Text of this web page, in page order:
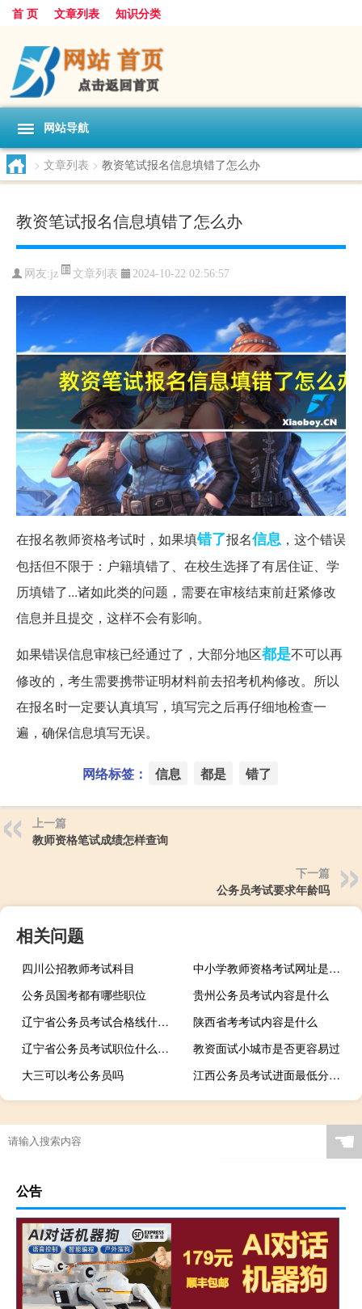
首 页 文章列表 知识分类
网站导航
> 文章列表 > 教资笔试报名信息填错了怎么办
教资笔试报名信息填错了怎么办
网友:jz 文章列表 2024-10-22 02:56:57
在报名教师资格考试时，如果填错了报名信息 ，这个错误
包括但不限于：户籍填错了、在校生选择了有居住证、学
历填错了...诸如此类的问题，需要在审核结束前赶紧修改
信息并且提交，这样不会有影响。
如果错误信息审核已经通过了，大部分地区都是不可以再
修改的，考生需要携带证明材料前去招考机构修改。所以
在报名时一定要认真填写，填写完之后再仔细地检查一
遍，确保信息填写无误。
网络标签： 信息 都是 错了
上一篇
教师资格笔试成绩怎样查询
下一篇
公务员考试要求年龄吗
相关问题
四川公招教师考试科目
中小学教师资格考试网址是哪个
公务员国考都有哪些职位
贵州公务员考试内容是什么
辽宁省公务员考试合格线什么时候公布
陕西省考考试内容是什么
辽宁省公务员考试职位什么时候发布
教资面试小城市是否更容易过
大三可以考公务员吗
江西公务员考试进面最低分会公布吗
☚
公告